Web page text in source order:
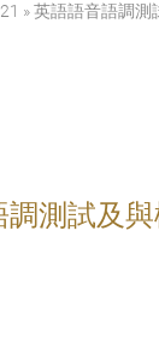
» 英語語音語調
調測試及